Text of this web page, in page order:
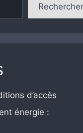
Rechercher
d’accès
énergie :